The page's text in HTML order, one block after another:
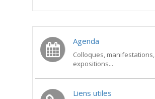
Agenda
Colloques, manifestations,
expositions...
Liens utiles